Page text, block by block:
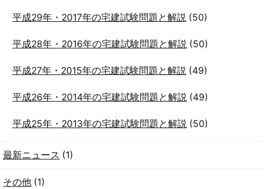
平成29年・2017年の宅建試験問題と解説(50)
平成28年・2016年の宅建試験問題と解説(50)
平成27年・2015年の宅建試験問題と解説(49)
平成26年・2014年の宅建試験問題と解説(49)
平成25年・2013年の宅建試験問題と解説(50)
最新ニュース (1)
その他 (1)